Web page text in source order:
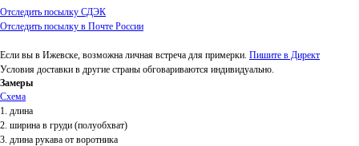
Отследить посылку СДЭК
Отследить посылку в Почте России
Если вы в Ижевске, возможна личная встреча для примерки. Пишите в Директ
Условия доставки в другие страны обговариваются индивидуально.
Замеры
Схема
1. длина
2. ширина в груди (полуобхват)
3. длина рукава от воротника